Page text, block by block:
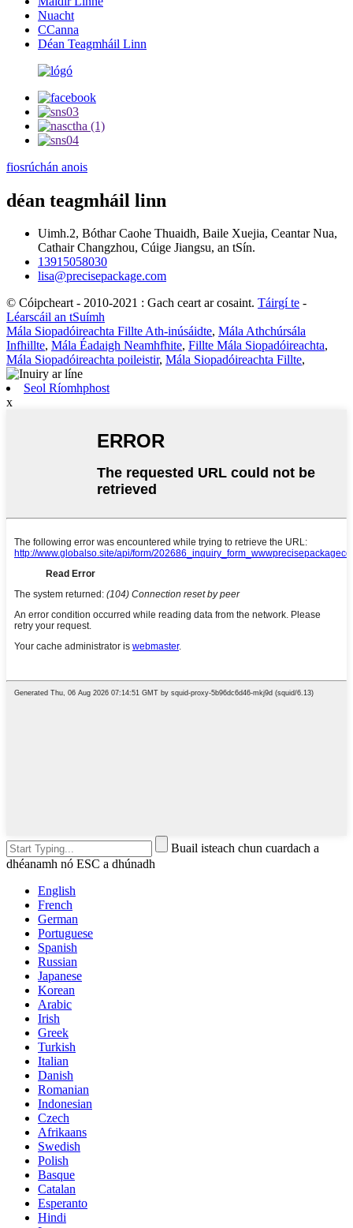
Nuacht
CCanna
Déan Teagmháil Linn
fiosrúchán anois
déan teagmháil linn
Uimh.2, Bóthar Caohe Thuaidh, Baile Xuejia, Ceantar Nua,
Cathair Changzhou, Cúige Jiangsu, an tSín.
13915058030
lisa@precisepackage.com
© Cóipcheart - 2010-2021 : Gach ceart ar cosaint. Táirgí te -
Léarscáil an tSuímh
Mála Siopadóireachta Fillte Ath-inúsáidte, Mála Athchúrsála
Infhillte, Mála Éadaigh Neamhfhite, Fillte Mála Siopadóireachta,
Mála Siopadóireachta poileistir, Mála Siopadóireachta Fillte,
Seol Ríomhphost
x
Buail isteach chun cuardach a
dhéanamh nó ESC a dhúnadh
English
French
German
Portuguese
Spanish
Russian
Japanese
Korean
Arabic
Irish
Greek
Turkish
Italian
Danish
Romanian
Indonesian
Czech
Afrikaans
Swedish
Polish
Basque
Catalan
Esperanto
Hindi